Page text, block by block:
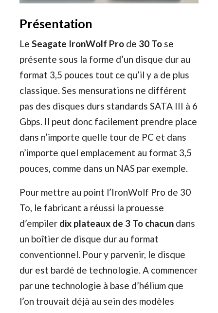
Présentation
Le Seagate IronWolf Pro de 30 To se
présente sous la forme d’un disque dur au
format 3,5 pouces tout ce qu’il y a de plus
classique. Ses mensurations ne différent
pas des disques durs standards SATA III à 6
Gbps. Il peut donc facilement prendre place
dans n’importe quelle tour de PC et dans
n’importe quel emplacement au format 3,5
pouces, comme dans un NAS par exemple.
Pour mettre au point l’IronWolf Pro de 30
To, le fabricant a réussi la prouesse
d’empiler dix plateaux de 3 To chacun dans
un boîtier de disque dur au format
conventionnel. Pour y parvenir, le disque
dur est bardé de technologie. A commencer
par une technologie à base d’hélium que
l’on trouvait déjà au sein des modèles